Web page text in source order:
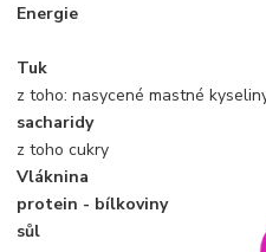
Energie
Tuk
z toho: nasycené mastné
sacharidy
z toho cukry
Vláknina
protein - bílkoviny
sůl